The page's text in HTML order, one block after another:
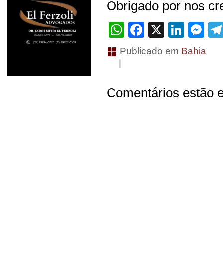
Obrigado por nos
WhatsApp
Facebook
X
Publicado em Bahia
Comentários estão